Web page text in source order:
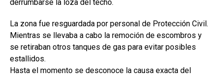
derrumbarse la loza del techo.
La zona fue resguardada por personal de Protección Civil.
Mientras se llevaba a cabo la remoción de escombros y
se retiraban otros tanques de gas para evitar posibles
estallidos.
Hasta el momento se desconoce la causa exacta del